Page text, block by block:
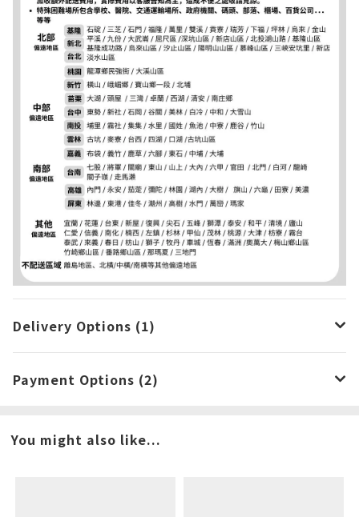
Delivery Options (1)
Payment Options (2)
You might also like...